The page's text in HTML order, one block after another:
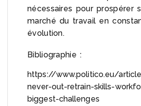
nécessaires pour prospérer
marché du travail en
évolution.
Bibliographie :
https://www.politico.eu/
never-out-retrain-skills-
biggest-challenges